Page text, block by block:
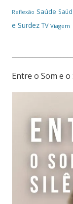
Reflexão Saúde
e Surdez TV Viagem
Entre o Som e o